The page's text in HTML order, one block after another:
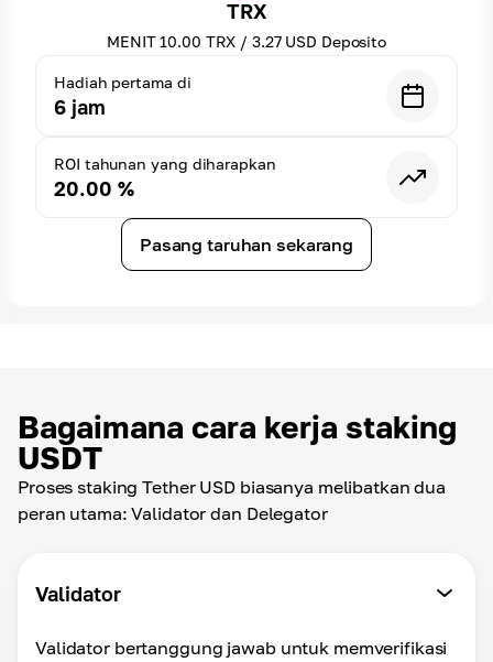
TRX
MENIT 10.00 TRX / 3.27 USD Deposito
Hadiah pertama di
6 jam
ROI tahunan yang diharapkan
20.00 %
Pasang taruhan sekarang
Bagaimana cara kerja staking
USDT
Proses staking Tether USD biasanya melibatkan dua
peran utama: Validator dan Delegator
Validator
Validator bertanggung jawab untuk memverifikasi